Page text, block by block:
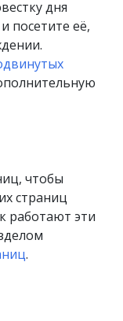
дня
посетите её,
чтобы
страниц
работают эти
.